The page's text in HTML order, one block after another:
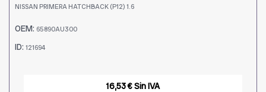
NISSAN PRIMERA HATCHBACK (P12) 1.6
OEM: 65890AU300
ID: 121694
16,53 € Sin IVA